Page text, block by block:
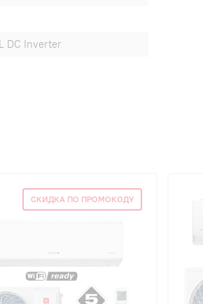
DC Inverter
СКИДКА ПО ПРОМОКОДУ